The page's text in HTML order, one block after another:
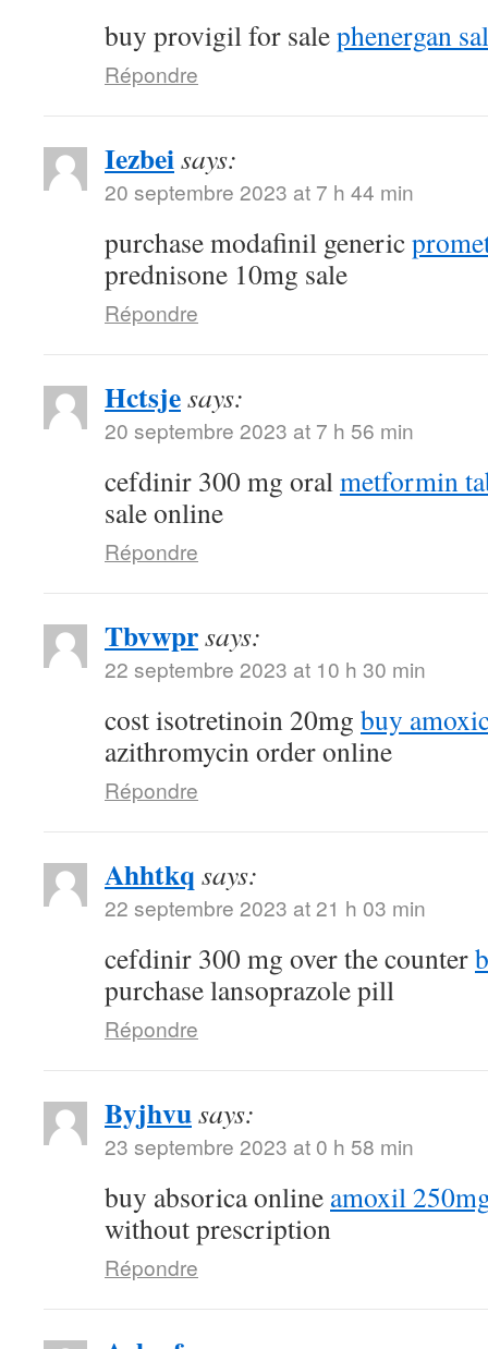
buy provigil for salephenergan
Répondre
Iezbeisays:
20 septembre 2023 at 7 h 44 min
purchase modafinil generic
prednisone 10mg sale
Répondre
Hctsjesays:
20 septembre 2023 at 7 h 56 min
cefdinir 300 mg oralmetformin
sale online
Répondre
Tbvwprsays:
22 septembre 2023 at 10 h 30 min
cost isotretinoin 20mg buy
azithromycin order online
Répondre
Ahhtkq says:
22 septembre 2023 at 21 h 03 min
cefdinir 300 mg over the counter
purchase lansoprazole pill
Répondre
Byjhvusays:
23 septembre 2023 at 0 h 58 min
buy absorica online amoxil
without prescription
Répondre